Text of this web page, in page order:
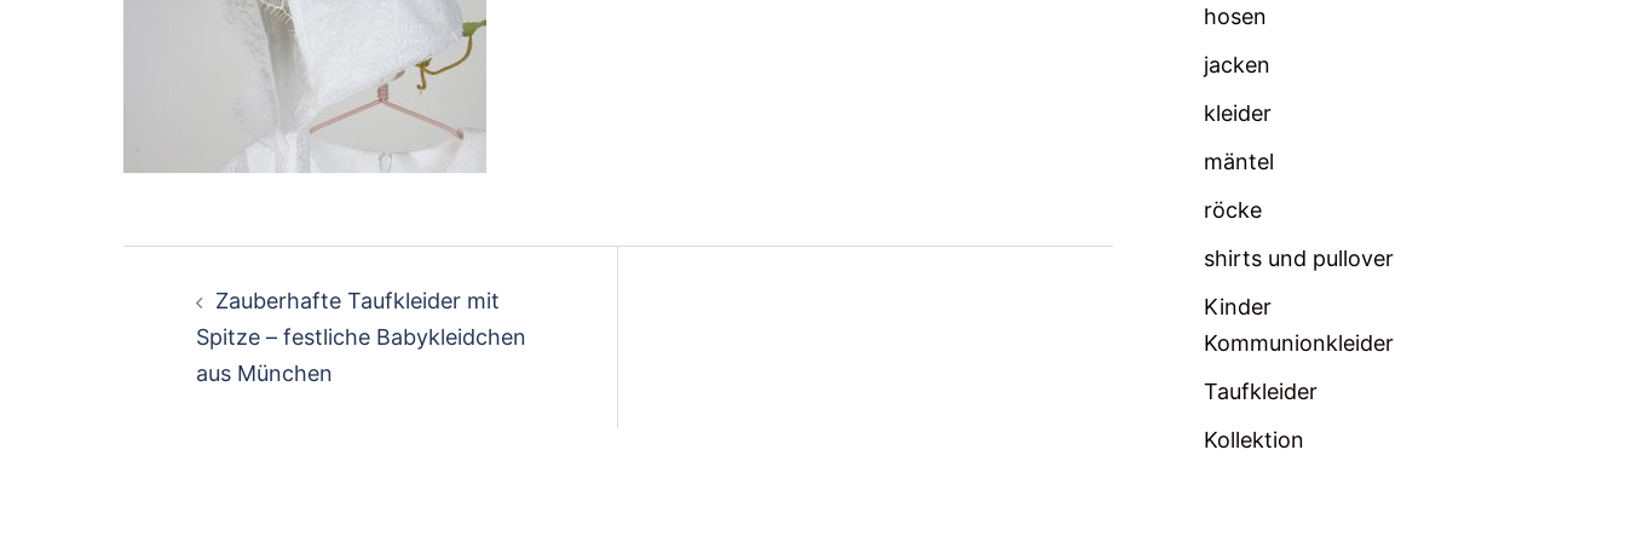
Zauberhafte Taufkleider mit
Spitze – festliche Babykleidchen
aus München
hosen
jacken
kleider
mäntel
röcke
shirts und pullover
Kinder
Kommunionkleider
Taufkleider
Kollektion